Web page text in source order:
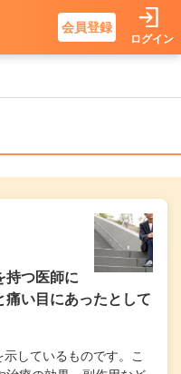
会員登録
ログイン
持つ医師に
痛い目にあったとして
しているものです。こ